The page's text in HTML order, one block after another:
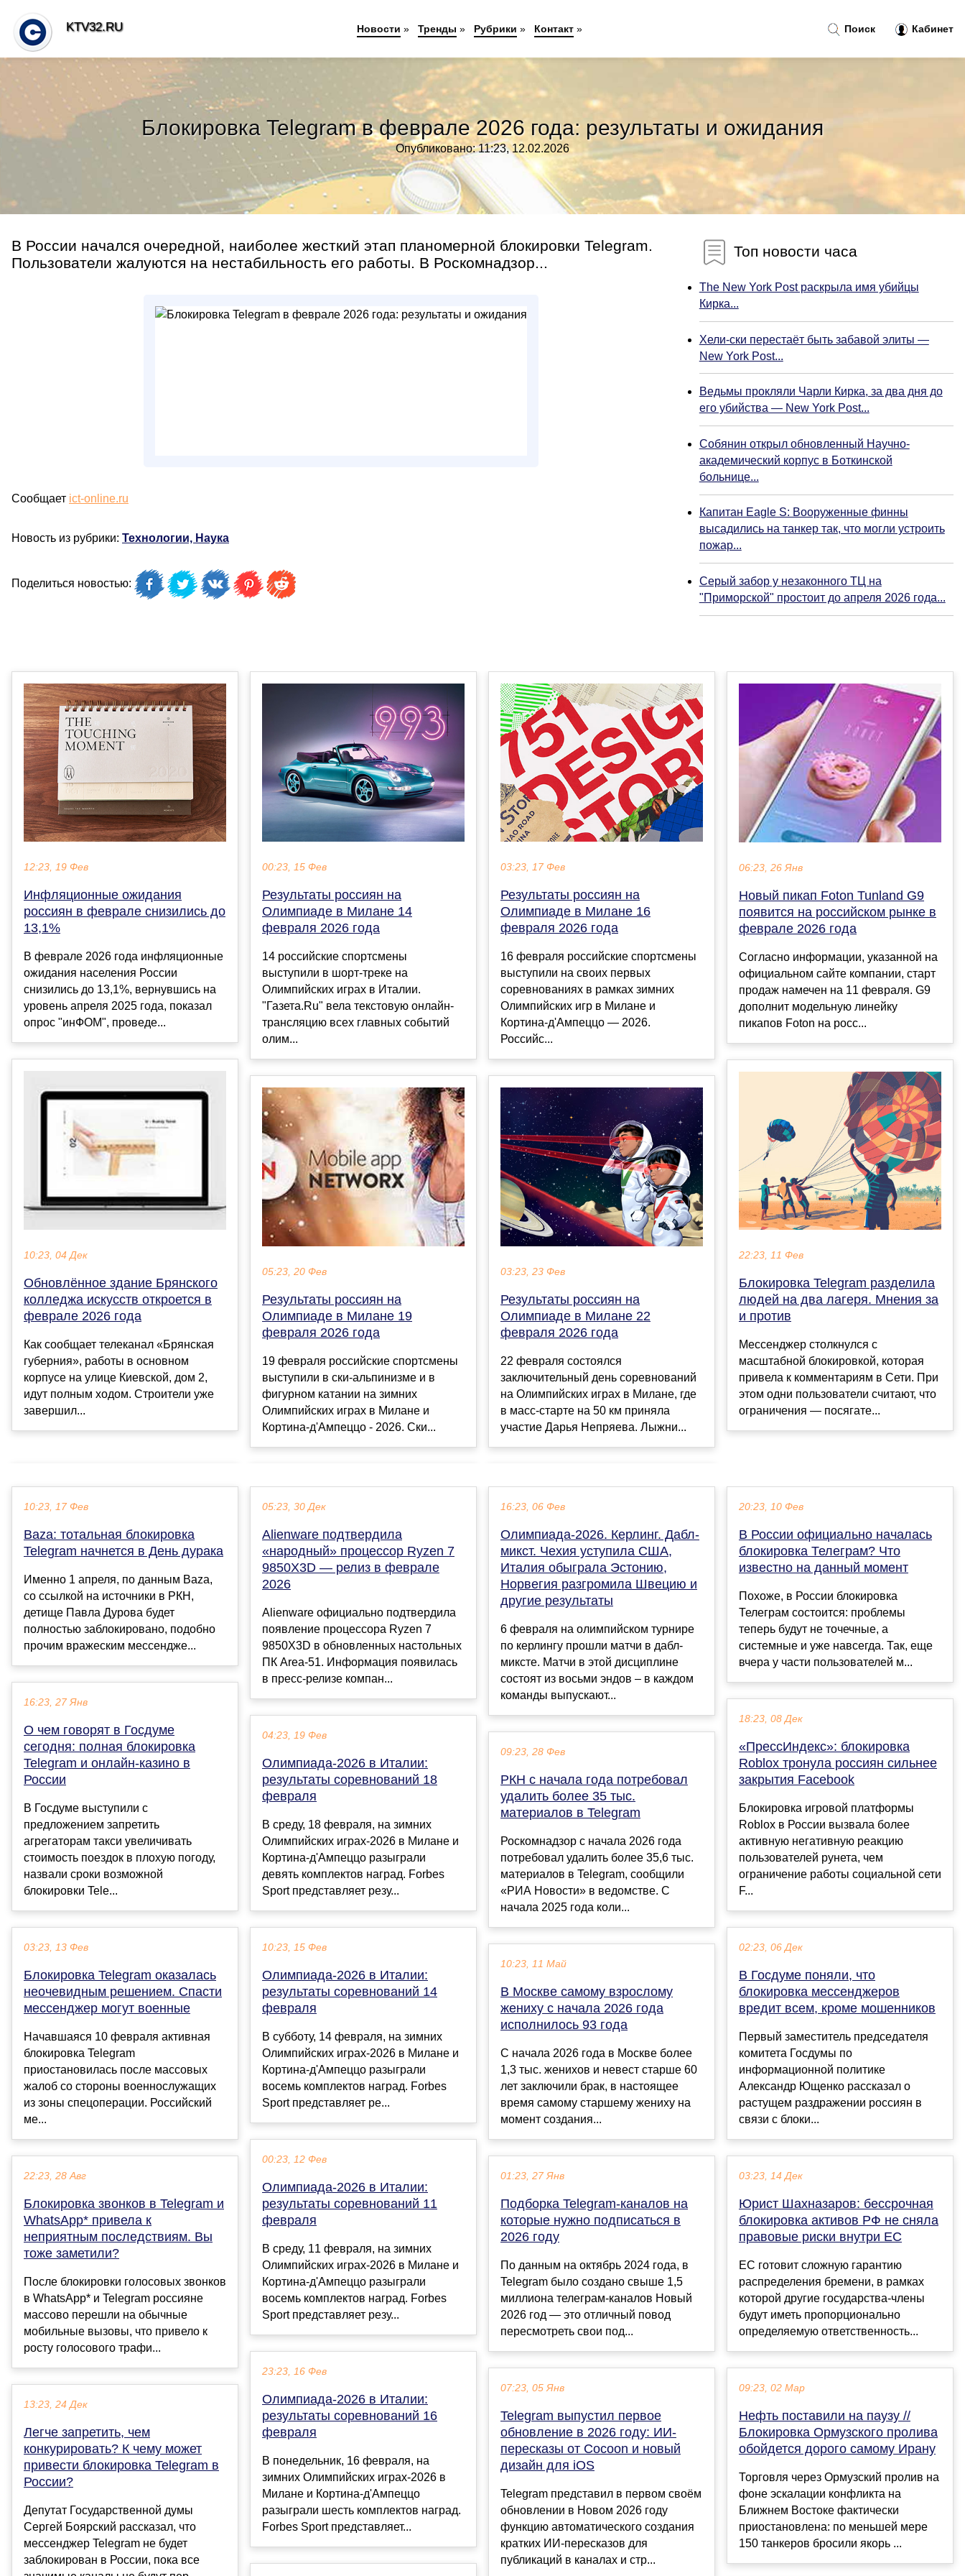
Блокировка Telegram в феврале 2026 года: результаты и ожидания
Опубликовано: 11:23, 12.02.2026
В России начался очередной, наиболее жесткий этап планомерной блокировки Telegram.
Пользователи жалуются на нестабильность его работы. В Роскомнадзор...
Сообщает ict-online.ru
Новость из рубрики: Технологии, Наука
Поделиться новостью:
Топ новости часа
The New York Post раскрыла имя убийцы
Кирка...
Хели-ски перестаёт быть забавой элиты —
New York Post...
Ведьмы прокляли Чарли Кирка, за два дня до
его убийства — New York Post...
Собянин открыл обновленный Научно-
академический корпус в Боткинской
больнице...
Капитан Eagle S: Вооруженные финны
высадились на танкер так, что могли устроить
пожар...
Серый забор у незаконного ТЦ на
"Приморской" простоит до апреля 2026 года...
12:23, 19 Фев
Инфляционные ожидания
россиян в феврале снизились до
13,1%
В феврале 2026 года инфляционные
ожидания населения России
снизились до 13,1%, вернувшись на
уровень апреля 2025 года, показал
опрос "инФОМ", проведе...
10:23, 04 Дек
Обновлённое здание Брянского
колледжа искусств откроется в
феврале 2026 года
Как сообщает телеканал «Брянская
губерния», работы в основном
корпусе на улице Киевской, дом 2,
идут полным ходом. Строители уже
завершил...
00:23, 15 Фев
Результаты россиян на
Олимпиаде в Милане 14
февраля 2026 года
14 российские спортсмены
выступили в шорт-треке на
Олимпийских играх в Италии.
"Газета.Ru" вела текстовую онлайн-
трансляцию всех главных событий
олим...
05:23, 20 Фев
Результаты россиян на
Олимпиаде в Милане 19
февраля 2026 года
19 февраля российские спортсмены
выступили в ски-альпинизме и в
фигурном катании на зимних
Олимпийских играх в Милане и
Кортина-д'Ампеццо - 2026. Ски...
03:23, 17 Фев
Результаты россиян на
Олимпиаде в Милане 16
февраля 2026 года
16 февраля российские спортсмены
выступили на своих первых
соревнованиях в рамках зимних
Олимпийских игр в Милане и
Кортина-д'Ампеццо — 2026.
Российс...
03:23, 23 Фев
Результаты россиян на
Олимпиаде в Милане 22
февраля 2026 года
22 февраля состоялся
заключительный день соревнований
на Олимпийских играх в Милане, где
в масс-старте на 50 км приняла
участие Дарья Непряева. Лыжни...
06:23, 26 Янв
Новый пикап Foton Tunland G9
появится на российском рынке в
феврале 2026 года
Согласно информации, указанной на
официальном сайте компании, старт
продаж намечен на 11 февраля. G9
дополнит модельную линейку
пикапов Foton на росс...
22:23, 11 Фев
Блокировка Telegram разделила
людей на два лагеря. Мнения за
и против
Мессенджер столкнулся с
масштабной блокировкой, которая
привела к комментариям в Сети. При
этом одни пользователи считают, что
ограничения — посягате...
10:23, 17 Фев
Baza: тотальная блокировка
Telegram начнется в День дурака
Именно 1 апреля, по данным Baza,
со ссылкой на источники в РКН,
детище Павла Дурова будет
полностью заблокировано, подобно
прочим вражеским мессендже...
16:23, 27 Янв
О чем говорят в Госдуме
сегодня: полная блокировка
Telegram и онлайн-казино в
России
В Госдуме выступили с
предложением запретить
агрегаторам такси увеличивать
стоимость поездок в плохую погоду,
назвали сроки возможной
блокировки Tele...
03:23, 13 Фев
Блокировка Telegram оказалась
неочевидным решением. Спасти
мессенджер могут военные
Начавшаяся 10 февраля активная
блокировка Telegram
приостановилась после массовых
жалоб со стороны военнослужащих
из зоны спецоперации. Российский
ме...
22:23, 28 Авг
Блокировка звонков в Telegram и
WhatsApp* привела к
неприятным последствиям. Вы
тоже заметили?
После блокировки голосовых звонков
в WhatsApp* и Telegram россияне
массово перешли на обычные
мобильные вызовы, что привело к
росту голосового трафи...
13:23, 24 Дек
Легче запретить, чем
конкурировать? К чему может
привести блокировка Telegram в
России?
Депутат Государственной думы
Сергей Боярский рассказал, что
мессенджер Telegram не будет
заблокирован в России, пока все
05:23, 30 Дек
Alienware подтвердила
«народный» процессор Ryzen 7
9850X3D — релиз в феврале
2026
Alienware официально подтвердила
появление процессора Ryzen 7
9850X3D в обновленных настольных
ПК Area-51. Информация появилась
в пресс-релизе компан...
04:23, 19 Фев
Олимпиада-2026 в Италии:
результаты соревнований 18
февраля
В среду, 18 февраля, на зимних
Олимпийских играх-2026 в Милане и
Кортина-д'Ампеццо разыграли
девять комплектов наград. Forbes
Sport представляет резу...
10:23, 15 Фев
Олимпиада-2026 в Италии:
результаты соревнований 14
февраля
В субботу, 14 февраля, на зимних
Олимпийских играх-2026 в Милане и
Кортина-д'Ампеццо разыграли
восемь комплектов наград. Forbes
Sport представляет ре...
00:23, 12 Фев
Олимпиада-2026 в Италии:
результаты соревнований 11
февраля
В среду, 11 февраля, на зимних
Олимпийских играх-2026 в Милане и
Кортина-д'Ампеццо разыграли
восемь комплектов наград. Forbes
Sport представляет резу...
23:23, 16 Фев
Олимпиада-2026 в Италии:
результаты соревнований 16
февраля
В понедельник, 16 февраля, на
зимних Олимпийских играх-2026 в
Милане и Кортина-д'Ампеццо
разыграли шесть комплектов наград.
Forbes Sport представляет...
16:23, 06 Фев
Олимпиада-2026. Керлинг. Дабл-
микст. Чехия уступила США,
Италия обыграла Эстонию,
Норвегия разгромила Швецию и
другие результаты
6 февраля на олимпийском турнире
по керлингу прошли матчи в дабл-
миксте. Матчи в этой дисциплине
состоят из восьми эндов – в каждом
команды выпускают...
09:23, 28 Фев
РКН с начала года потребовал
удалить более 35 тыс.
материалов в Telegram
Роскомнадзор с начала 2026 года
потребовал удалить более 35,6 тыс.
материалов в Telegram, сообщили
«РИА Новости» в ведомстве. С
начала 2025 года коли...
10:23, 11 Май
В Москве самому взрослому
жениху с начала 2026 года
исполнилось 93 года
С начала 2026 года в Москве более
1,3 тыс. женихов и невест старше 60
лет заключили брак, в настоящее
время самому старшему жениху на
момент создания...
01:23, 27 Янв
Подборка Telegram-каналов на
которые нужно подписаться в
2026 году
По данным на октябрь 2024 года, в
Telegram было создано свыше 1,5
миллиона телеграм-каналов Новый
2026 год — это отличный повод
пересмотреть свои под...
07:23, 05 Янв
Telegram выпустил первое
обновление в 2026 году: ИИ-
пересказы от Cocoon и новый
дизайн для iOS
Telegram представил в первом своём
обновлении в Новом 2026 году
функцию автоматического создания
кратких ИИ-пересказов для
публикаций в каналах и стр...
20:23, 10 Фев
В России официально началась
блокировка Телеграм? Что
известно на данный момент
Похоже, в России блокировка
Телеграм состоится: проблемы
теперь будут не точечные, а
системные и уже навсегда. Так, еще
вчера у части пользователей м...
18:23, 08 Дек
«ПрессИндекс»: блокировка
Roblox тронула россиян сильнее
закрытия Facebook
Блокировка игровой платформы
Roblox в России вызвала более
активную негативную реакцию
пользователей рунета, чем
ограничение работы социальной сети
F...
02:23, 06 Дек
В Госдуме поняли, что
блокировка мессенджеров
вредит всем, кроме мошенников
Первый заместитель председателя
комитета Госдумы по
информационной политике
Александр Ющенко рассказал о
растущем раздражении россиян в
связи с блоки...
03:23, 14 Дек
Юрист Шахназаров: бессрочная
блокировка активов РФ не сняла
правовые риски внутри ЕС
ЕС готовит сложную гарантию
распределения бремени, в рамках
которой другие государства-члены
будут иметь пропорционально
определяемую ответственность...
09:23, 02 Мар
Нефть поставили на паузу //
Блокировка Ормузского пролива
обойдется дорого самому Ирану
Торговля через Ормузский пролив на
фоне эскалации конфликта на
Ближнем Востоке фактически
приостановлена: по меньшей мере
150 танкеров бросили якорь ...
Поиск Кабинет
KTV32.RU Новости » Тренды » Рубрики » Контакт»